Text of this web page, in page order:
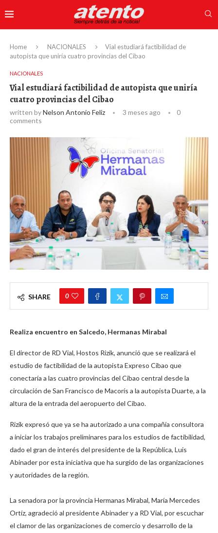
Home NACIONALES
Vial estudiará factibilidad de
autopista que uniría cuatro provincias del Cibao
NACIONALES
Vial estudiará factibilidad de autopista que uniría
cuatro provincias del Cibao
written byNelson Antonio Feliz 3 meses ago
0
comments
SHARE 0
Realiza encuentro en Salcedo, Hermanas Mirabal
El director de RD Vial, Hostos Rizik, anunció que se realizará el
estudio de factibilidad de la autopista Expreso Cibao que
conectaría a las cuatro provincias del Cibao central desde la
circulación de San Francisco de Macorís a la autopista Duarte, a la
altura de la entrada del aeropuerto del Cibao.
Rizik expresó que ya se ha autorizado a una compañía consultora
a iniciar los trabajos preliminares para los estudios de factibilidad,
dado el gran de interés del presidente de la República, Luis
Abinader por esta iniciativa que ha surgido de las organizaciones
y autoridades de la región.
La senadora por la provincia Hermanas Mirabal, María Mercedes
Ortíz, agradeció al presidente Abinader y a RD Vial, por escuchar
el clamor de las organizaciones de comercio y desarrollo de la